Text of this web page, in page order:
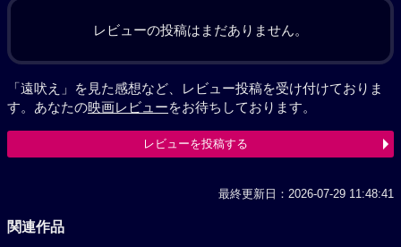
レビューの投稿はまだありません。
「遠吠え」を見た感想など、レビュー投稿を受け付けておりま
す。あなたの映画レビューをお待ちしております。
レビューを投稿する
最終更新日：2026-07-29 11:48:41
関連作品